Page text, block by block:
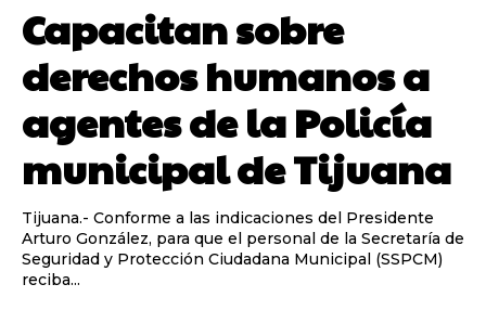
Capacitan sobre
derechos humanos a
agentes de la Policía
municipal de Tijuana
Tijuana.- Conforme a las indicaciones del Presidente
Arturo González, para que el personal de la Secretaría de
Seguridad y Protección Ciudadana Municipal (SSPCM)
reciba...